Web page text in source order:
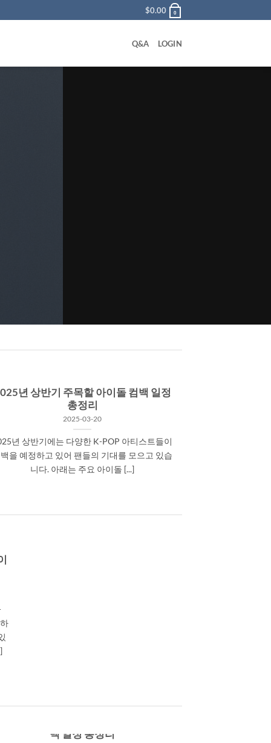
$0.00 0
Q&A LOGIN
년 상반기 주목할 아이돌 컴백 일정
총정리
2025-03-20
년 상반기에는 다양한 K-POP 아티스트들이
을 예정하고 있어 팬들의 기대를 모으고 있습
니다. 아래는 주요 아이돌 [...]
백 일정 총정리